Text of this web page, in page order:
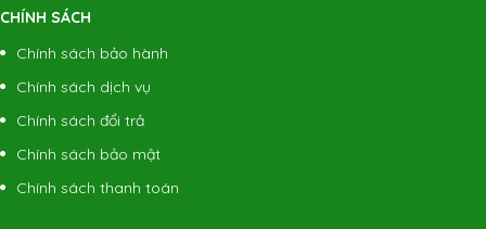
CHÍNH SÁCH
Chính sách bảo hành
Chính sách dịch vụ
Chính sách đổi trả
Chính sách bảo mật
Chính sách thanh toán